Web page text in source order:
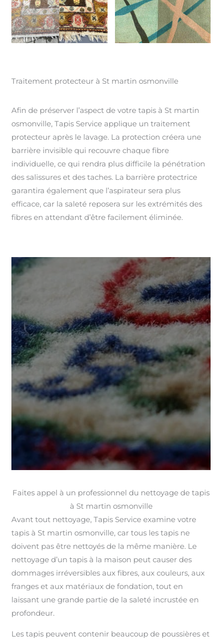
Traitement protecteur à St martin osmonville
Afin de préserver l’aspect de votre tapis à St martin
osmonville, Tapis Service applique un traitement
protecteur après le lavage. La protection créera une
barrière invisible qui recouvre chaque fibre
individuelle, ce qui rendra plus difficile la pénétration
des salissures et des taches. La barrière protectrice
garantira également que l’aspirateur sera plus
efficace, car la saleté reposera sur les extrémités des
fibres en attendant d’être facilement éliminée.
Faites appel à un professionnel du nettoyage de tapis
à St martin osmonville
Avant tout nettoyage, Tapis Service examine votre
tapis à St martin osmonville, car tous les tapis ne
doivent pas être nettoyés de la même manière. Le
nettoyage d’un tapis à la maison peut causer des
dommages irréversibles aux fibres, aux couleurs, aux
franges et aux matériaux de fondation, tout en
laissant une grande partie de la saleté incrustée en
profondeur.
Les tapis peuvent contenir beaucoup de poussières et